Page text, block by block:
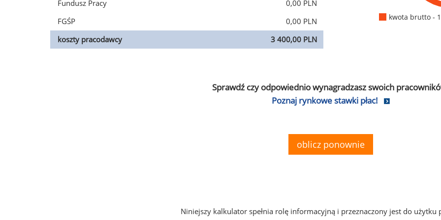
Fundusz Pracy
0,00 PLN
FGŚP
0,00 PLN
koszty pracodawcy
3 400,00 PLN
kwota brutto -
Sprawdź czy odpowiednio wynagradzasz swoich
Poznaj rynkowe stawki płac!
oblicz ponownie
Niniejszy kalkulator spełnia rolę informacyjną i przeznaczony jest do użytku